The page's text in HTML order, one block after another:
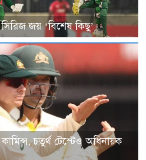
সিরিজ জয় ‘বিশেষ কিছু’
চতুর্থ টেস্টেও অধিনায়ক